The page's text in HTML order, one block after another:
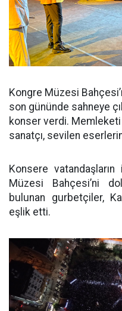
Kongre Müzesi
son gününde sahneye
konser verdi. Memleketi
sanatçı, sevilen
Konsere
Müzesi Bahçesi’ni
bulunan gurbetçiler,
eşlik etti.